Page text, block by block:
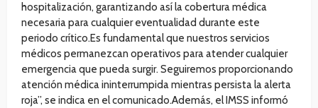
hospitalización, garantizando así la cobertura médica
necesaria para cualquier eventualidad durante este
periodo crítico.Es fundamental que nuestros servicios
médicos permanezcan operativos para atender cualquier
emergencia que pueda surgir. Seguiremos proporcionando
atención médica ininterrumpida mientras persista la alerta
roja”, se indica en el comunicado.Además, el IMSS informó